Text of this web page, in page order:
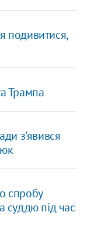
подивитися,
Трампа
з'явився
спробу
суддю під час